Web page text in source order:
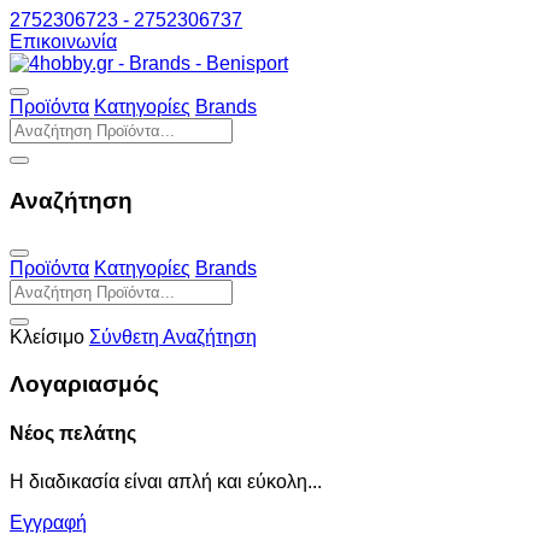
2752306723 - 2752306737
Επικοινωνία
Προϊόντα Κατηγορίες Brands
Αναζήτηση
Προϊόντα Κατηγορίες Brands
Κλείσιμο Σύνθετη Αναζήτηση
Λογαριασμός
Νέος πελάτης
Η διαδικασία είναι απλή και εύκολη...
Εγγραφή